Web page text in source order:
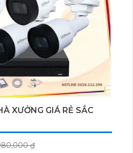
XƯỞNG GIÁ RẺ SẮC
₫